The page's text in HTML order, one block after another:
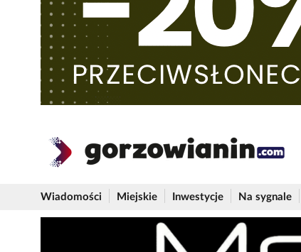
Wiadomości Miejskie Inwestycje Na sygnale